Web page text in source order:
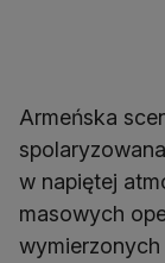
Armeńska
w napiętej
masowych
wymierzonych